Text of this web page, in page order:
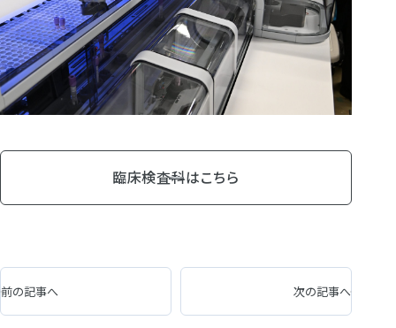
臨床検査科はこちら
前の記事へ 次の記事へ